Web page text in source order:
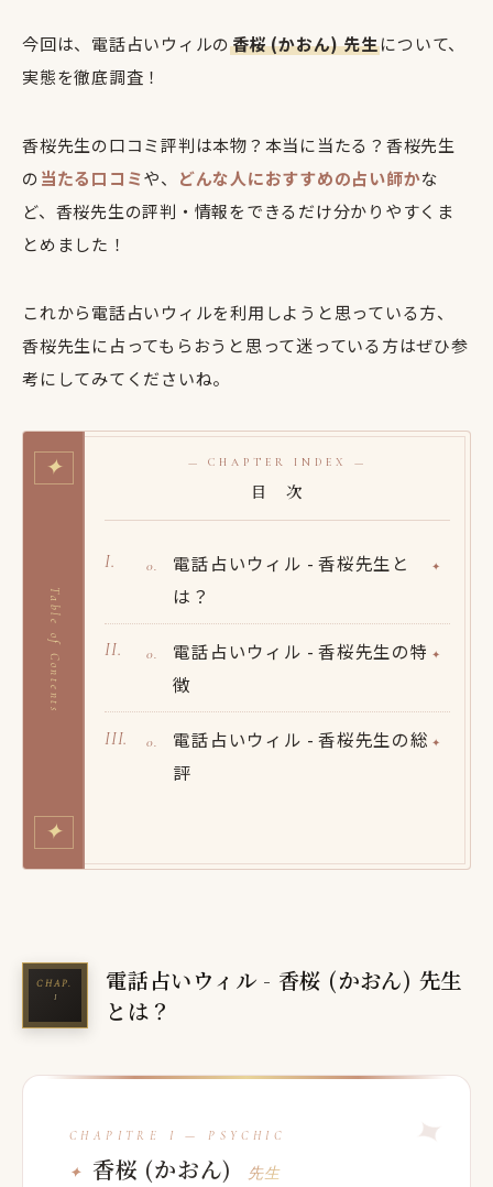
今回は、電話占いウィルの香桜 (かおん) 先生について、
実態を徹底調査！
香桜先生の口コミ評判は本物？本当に当たる？香桜先生
の当たる口コミや、 どんな人におすすめの占い師かな
ど、香桜先生の評判・情報をできるだけ分かりやすくま
とめました！
これから電話占いウィルを利用しようと思っている方、
香桜先生に占ってもらおうと思って迷っている方はぜひ参
考にしてみてくださいね。
✦
Table of Contents
✦
— CHAPTER INDEX —
目 次
電話占いウィル - 香桜先生と
は？
電話占いウィル - 香桜先生の特
徴
電話占いウィル - 香桜先生の総
評
電話占いウィル - 香桜 (かおん) 先生
とは？
香桜 (かおん) 先生